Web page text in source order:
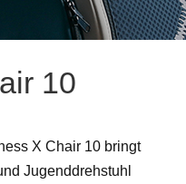
10
X Chair 10 bringt
Jugenddrehstuhl